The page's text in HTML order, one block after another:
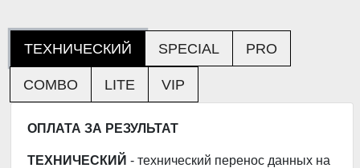
ТЕХНИЧЕСКИЙ SPECIAL PRO
COMBO LITE VIP
ОПЛАТА ЗА РЕЗУЛЬТАТ
ТЕХНИЧЕСКИЙ - технический перенос данных на